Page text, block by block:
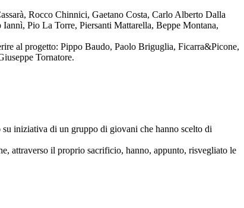
Rocco Chinnici, Gaetano Costa, Carlo Alberto Dalla
Pio La Torre, Piersanti Mattarella, Beppe Montana,
al progetto: Pippo Baudo, Paolo Briguglia, Ficarra&Picone,
Tornatore.
iniziativa di un gruppo di giovani che hanno scelto di
attraverso il proprio sacrificio, hanno, appunto, risvegliato le